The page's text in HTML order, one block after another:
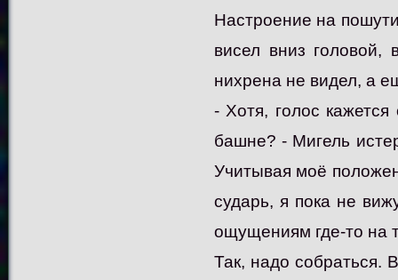
Настроение на
висел вниз головой,
нихрена не видел, а
- Хотя, голос
башне? - Мигель
Учитывая моё
сударь, я пока не
ощущениям где-то на
Так, надо собраться.